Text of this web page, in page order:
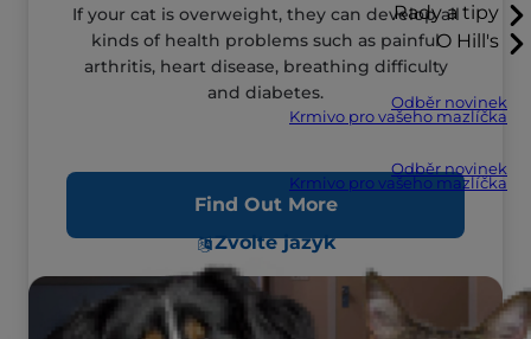
Rady a tipy
O Hill's
Odběr novinek
Krmivo pro vašeho mazlíčka
Odběr novinek
Krmivo pro vašeho mazlíčka
Zvolte jazyk
If your cat is overweight, they can develop all
kinds of health problems such as painful
arthritis, heart disease, breathing difficulty
and diabetes.
Find Out More